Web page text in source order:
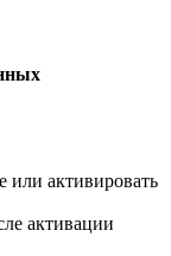
или активировать
активации